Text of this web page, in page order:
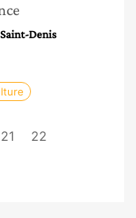
Denis
21 22